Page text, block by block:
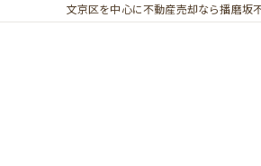
アパート文京区を中心に不動産売却なら播磨坂